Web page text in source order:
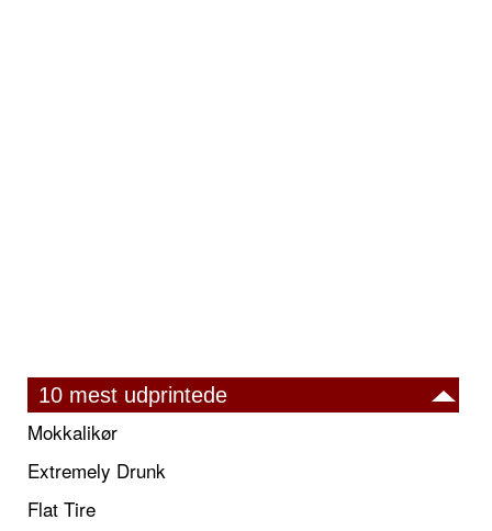
10 mest udprintede
Mokkalikør
Extremely Drunk
Flat Tire